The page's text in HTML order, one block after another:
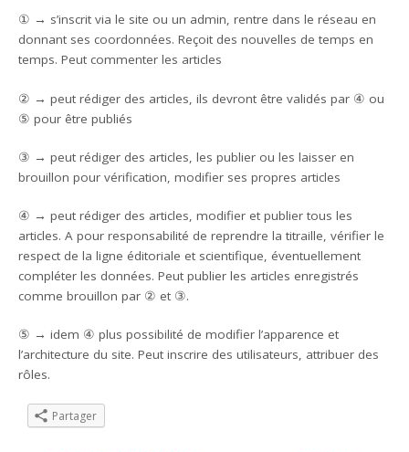
① → s’inscrit via le site ou un admin, rentre dans le réseau en
donnant ses coordonnées. Reçoit des nouvelles de temps en
temps. Peut commenter les articles
② → peut rédiger des articles, ils devront être validés par ④ ou
⑤ pour être publiés
③ → peut rédiger des articles, les publier ou les laisser en
brouillon pour vérification, modifier ses propres articles
④ → peut rédiger des articles, modifier et publier tous les
articles. A pour responsabilité de reprendre la titraille, vérifier le
respect de la ligne éditoriale et scientifique, éventuellement
compléter les données. Peut publier les articles enregistrés
comme brouillon par ② et ③.
⑤ → idem ④ plus possibilité de modifier l’apparence et
l’architecture du site. Peut inscrire des utilisateurs, attribuer des
rôles.
Partager